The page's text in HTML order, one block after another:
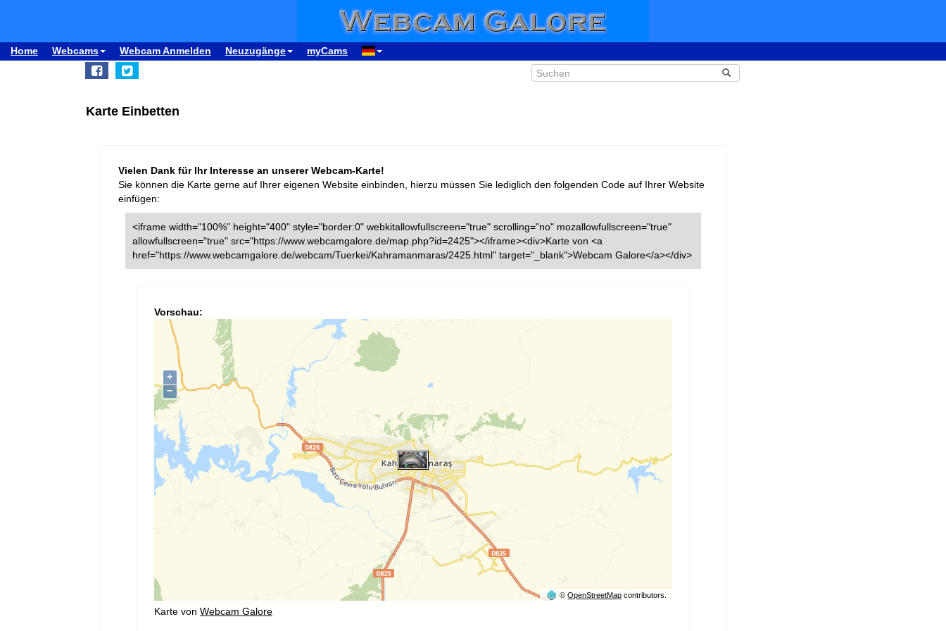
Home Webcams Webcam Anmelden Neuzugänge myCams
Karte Einbetten
Vielen Dank für Ihr Interesse an unserer Webcam-Karte!
Sie können die Karte gerne auf Ihrer eigenen Website einbinden, hierzu müssen Sie lediglich den folgenden Code auf Ihrer Website
einfügen:
<iframe width="100%" height="400" style="border:0" webkitallowfullscreen="true" scrolling="no" mozallowfullscreen="true"
allowfullscreen="true" src="https://www.webcamgalore.de/map.php?id=2425"></iframe><div>Karte von <a
href="https://www.webcamgalore.de/webcam/Tuerkei/Kahramanmaras/2425.html" target="_blank">Webcam Galore</a></div>
Vorschau:
Karte von Webcam Galore